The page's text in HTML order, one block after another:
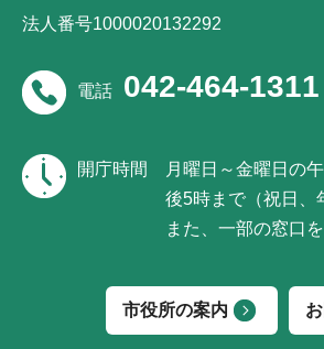
法人番号1000020132292
電話 042-464-1311
開庁時間
月曜日～金曜日の
後5時まで（祝日、
また、一部の窓口を
市役所の案内